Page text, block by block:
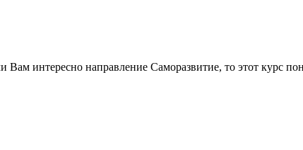
Вам интересно направление Саморазвитие, то этот курс